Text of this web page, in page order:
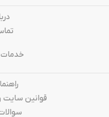
خدمات
قوانین سایت